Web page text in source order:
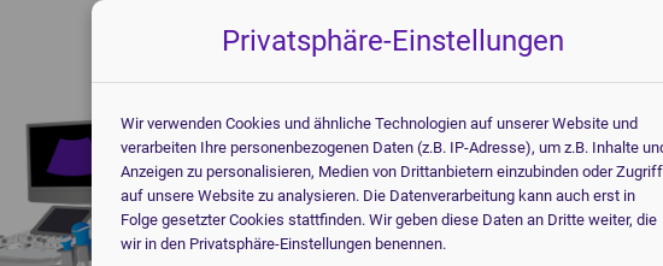
Veterinär Röntgengeräte
Beantworten Sie
In welcher
Allgemeinmedizin
Innere Medizin
Privatsphäre-Einstellungen
Wir verwenden Cookies und ähnliche Technologien auf unserer Website und
verarbeiten Ihre personenbezogenen Daten (z.B. IP-Adresse), um z.B. Inhalte
Anzeigen zu personalisieren, Medien von Drittanbietern einzubinden oder
auf unsere Website zu analysieren. Die Datenverarbeitung kann auch erst in
Folge gesetzter Cookies stattfinden. Wir geben diese Daten an Dritte weiter, die
wir in den Privatsphäre-Einstellungen benennen.